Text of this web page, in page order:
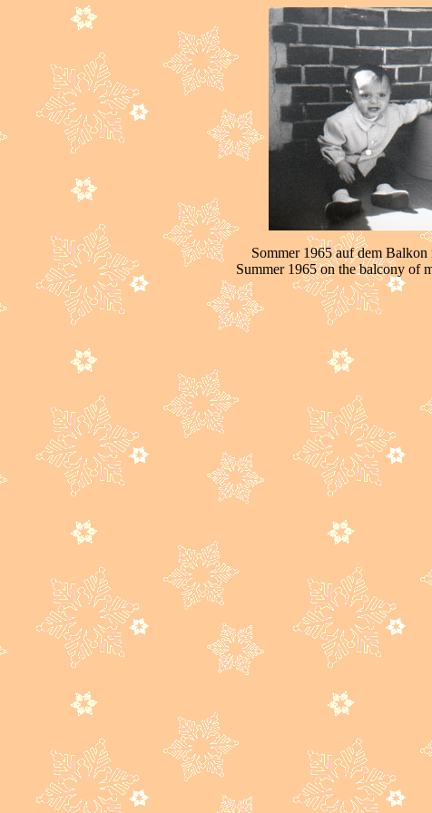
Sommer 1965 auf dem Balkon
Summer 1965 on the balcony of